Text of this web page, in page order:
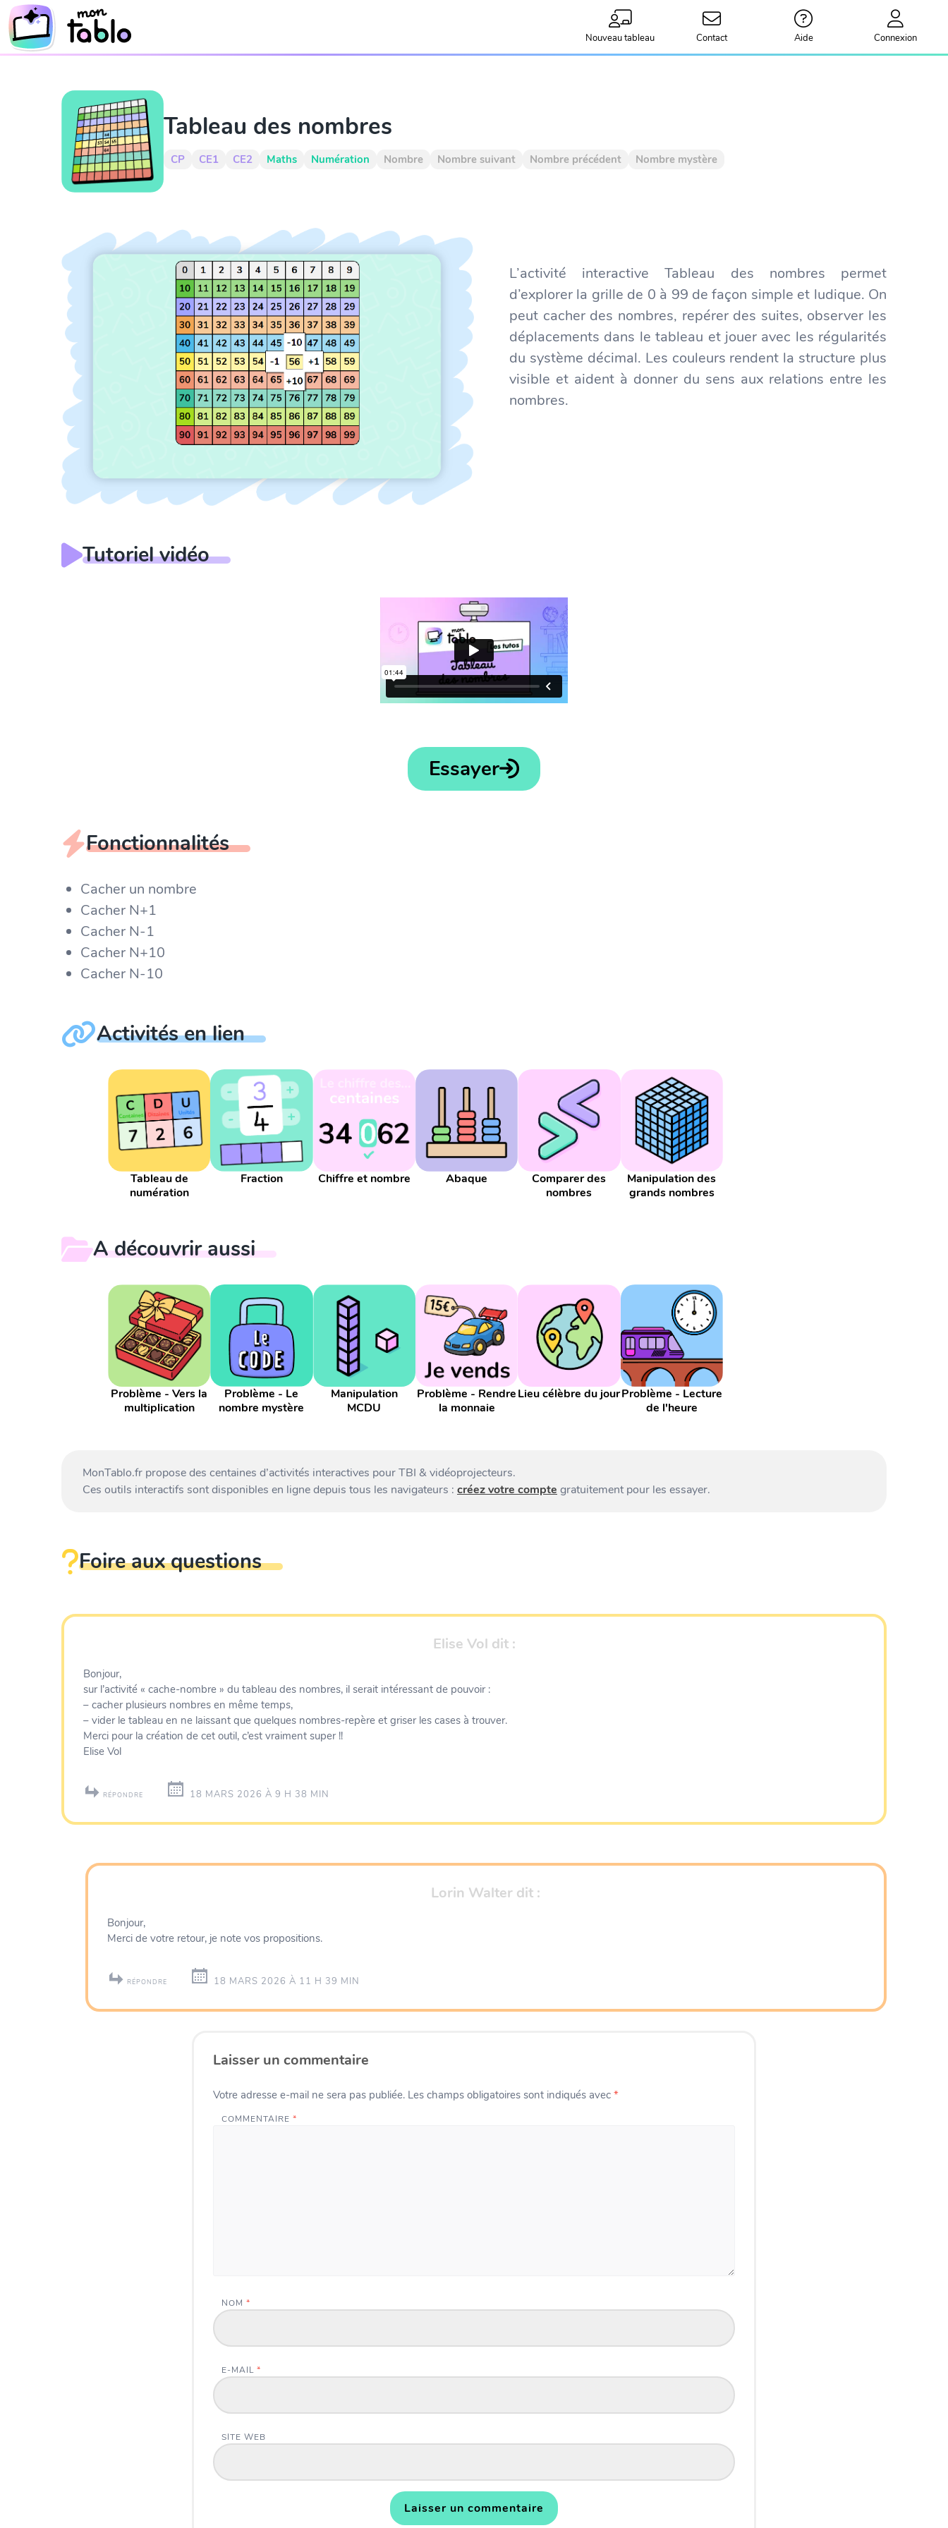
Nouveau tableau Contact Aide Connexion
Tableau des nombres
CP CE1 CE2 Maths Numération Nombre Nombre suivant Nombre précédent Nombre mystère
L’activité interactive Tableau des nombres permet
d’explorer la grille de 0 à 99 de façon simple et ludique. On
peut cacher des nombres, repérer des suites, observer les
déplacements dans le tableau et jouer avec les régularités
du système décimal. Les couleurs rendent la structure plus
visible et aident à donner du sens aux relations entre les
nombres.
Tutoriel vidéo
Essayer
Fonctionnalités
Cacher un nombre
Cacher N+1
Cacher N-1
Cacher N+10
Cacher N-10
Activités en lien
Tableau de
numération
Fraction Chiffre et nombre Abaque
Comparer des
nombres
Manipulation des
grands nombres
A découvrir aussi
Problème - Vers la
multiplication
Problème - Le
nombre mystère
Manipulation
MCDU
Problème - Rendre
la monnaie
Lieu célèbre du jourProblème - Lecture
de l'heure
MonTablo.fr propose des centaines d’activités interactives pour TBI & vidéoprojecteurs.
Ces outils interactifs sont disponibles en ligne depuis tous les navigateurs : créez votre compte gratuitement pour les essayer.
Foire aux questions
Elise Vol dit :
Bonjour,
sur l’activité « cache-nombre » du tableau des nombres, il serait intéressant de pouvoir :
– cacher plusieurs nombres en même temps,
– vider le tableau en ne laissant que quelques nombres-repère et griser les cases à trouver.
Merci pour la création de cet outil, c’est vraiment super !!
Elise Vol
RÉPONDRE 18 MARS 2026 À 9 H 38 MIN
Lorin Walter dit :
Bonjour,
Merci de votre retour, je note vos propositions.
RÉPONDRE 18 MARS 2026 À 11 H 39 MIN
Laisser un commentaire
Votre adresse e-mail ne sera pas publiée. Les champs obligatoires sont indiqués avec *
COMMENTAIRE *
NOM *
E-MAIL *
SITE WEB